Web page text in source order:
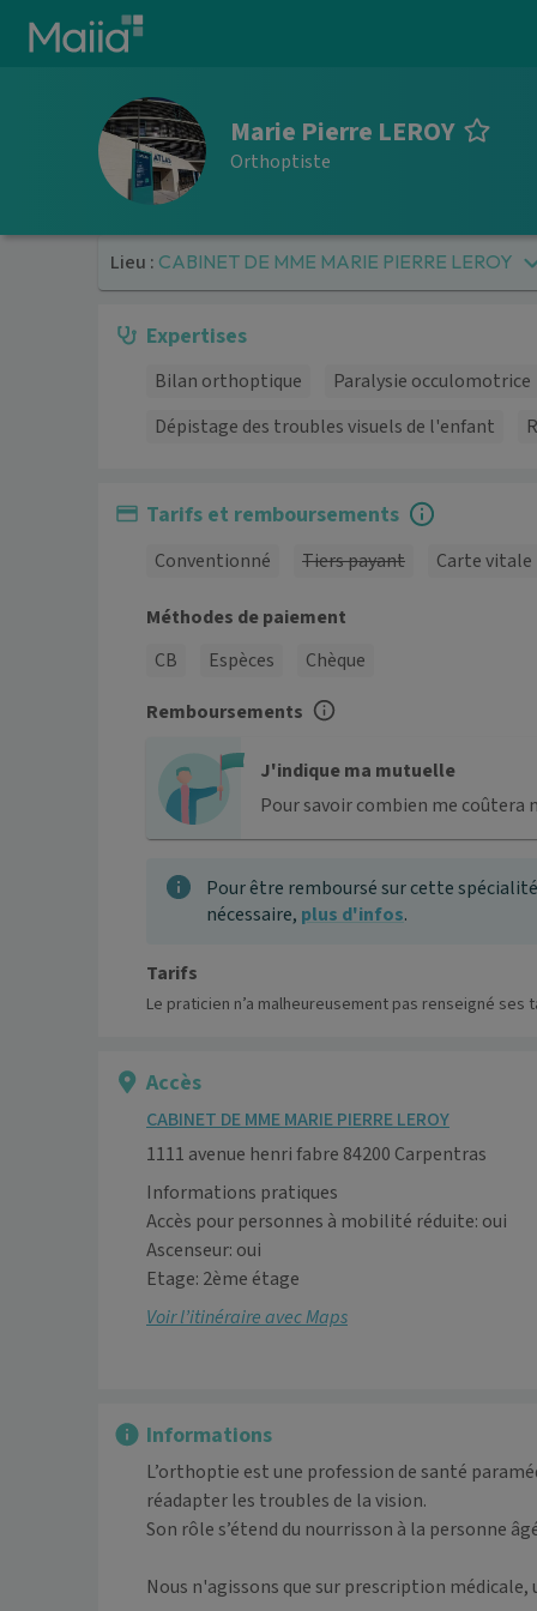
Aller au contenu principal
Marie Pierre LEROY
Orthoptiste
Lieu : CABINET DE MME MARIE PIERRE LEROY
Expertises
Bilan orthoptique Paralysie occulomotrice
Dépistage des troubles visuels de l'enfant
Tarifs et remboursements
Conventionné Tiers payant Carte vitale
Méthodes de paiement
CB
Espèces
Chèque
Remboursements
J'indique ma mutuelle
Pour savoir combien me coûtera
Pour être remboursé sur cette
nécessaire, plus d'infos.
Tarifs
Le praticien n’a malheureusement pas renseigné ses
Accès
CABINET DE MME MARIE PIERRE LEROY
1111 avenue henri fabre 84200 Carpentras
Informations pratiques
Accès pour personnes à mobilité réduite: oui
Ascenseur: oui
Etage: 2ème étage
Voir l’itinéraire avec Maps
Informations
L’orthoptie est une profession de santé
réadapter les troubles de la vision.
Son rôle s’étend du nourrisson à la personne
Nous n'agissons que sur prescription